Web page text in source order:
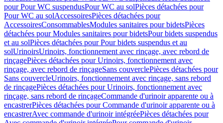
pour Pour WC suspendusPour WC au solPièces détachées pour
Pour WC au solAccessoiresPièces détachées pour
AccessoiresConsommablesModules sanitaires pour bidetsPièces
détachées pour Modules sanitaires pour bidetsPour bidets suspendus
et au solPièces détachées pour Pour bidets suspendus et au
solUrinoirsUrinoirs, fonctionnement avec rinçage, avec rebord de
rinçagePièces détachées pour Urinoirs, fonctionnement avec
rinçage, avec rebord de rinçageSans couverclePièces détachées pour
Sans couvercleUrinoirs, fonctionnement avec rinçage, sans rebord
de rinçagePièces détachées pour Urinoirs, fonctionnement avec
rinçage, sans rebord de rinçageCommande d'urinoir apparente ou à
encastrerPièces détachées pour Commande d'urinoir apparente ou à
encastrerAvec commande d'urinoir intégréePièces détachées pour